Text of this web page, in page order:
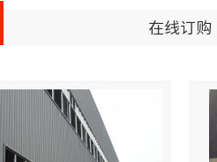
在线订购